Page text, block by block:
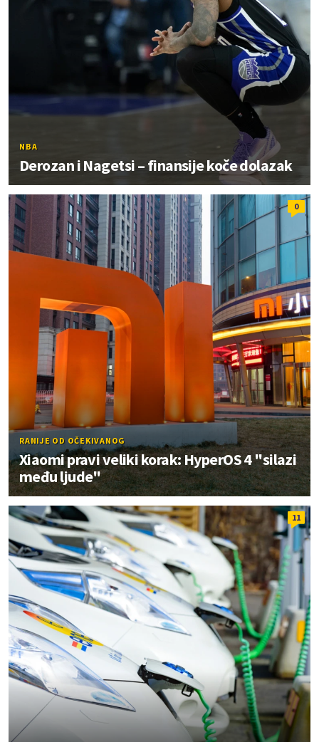
NBA
Derozan i Nagetsi – finansije koče dolazak
0
RANIJE OD OČEKIVANOG
Xiaomi pravi veliki korak: HyperOS 4 "silazi
među ljude"
11